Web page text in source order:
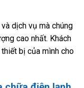
dịch vụ mà chúng
cao nhất. Khách
bị của mình cho